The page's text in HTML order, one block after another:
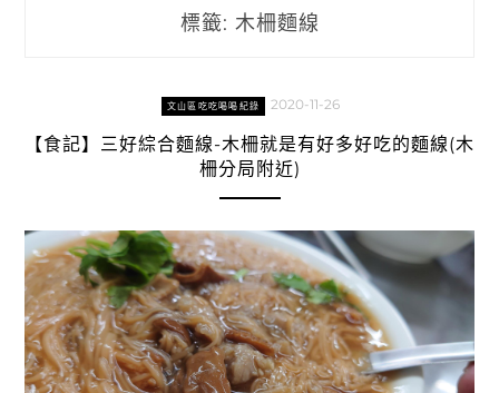
標籤: 木柵麵線
文山區吃吃喝喝紀錄 2020-11-26
【食記】三好綜合麵線-木柵就是有好多好吃的麵線(木
柵分局附近)